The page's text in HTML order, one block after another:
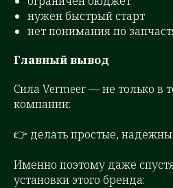
нужен быстрый старт
нет понимания по
Главный вывод
Сила Vermeer — не только в
компании:
👉 делать простые,
Именно поэтому даже
установки этого бренда: